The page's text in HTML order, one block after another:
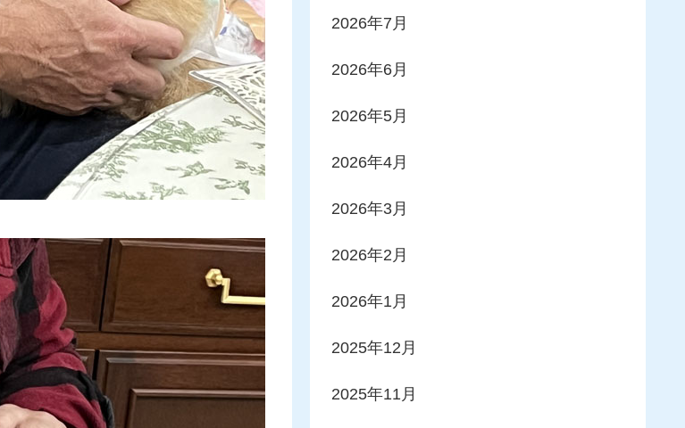
2026年7月
2026年6月
2026年5月
2026年4月
2026年3月
2026年2月
2026年1月
2025年12月
2025年11月